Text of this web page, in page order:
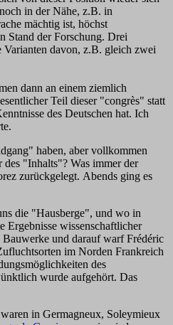
in der Nähe, z.B. in
mächtig ist, höchst
Stand der Forschung. Drei
Varianten davon, z.B. gleich zwei
dann an einem ziemlich
Teil dieser "congrès" statt
des Deutschen hat. Ich
haben, aber vollkommen
"Inhalts"? Was immer der
zurückgelegt. Abends ging es
die "Hausberge", und wo in
Ergebnisse wissenschaftlicher
und darauf warf Frédéric
im Norden Frankreich
des
wurde aufgehört. Das
in Germagneux, Soleymieux